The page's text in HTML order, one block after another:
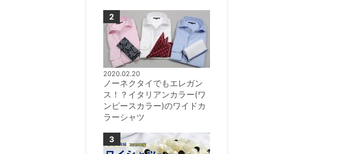
2020.02.20
ノーネクタイでもエレガン
ス！？イタリアンカラー(ワ
ンピースカラー)のワイドカ
ラーシャツ